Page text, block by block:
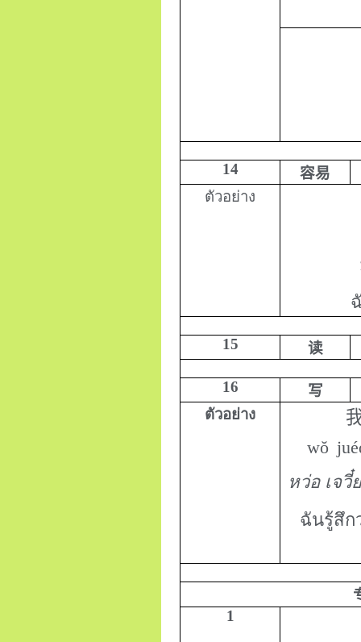
14
容易
ตัวอย่าง
15 读
16
写
ตัวอย่าง
wŏ
หว่อ เจวี๋
ฉันรู้สึก
1